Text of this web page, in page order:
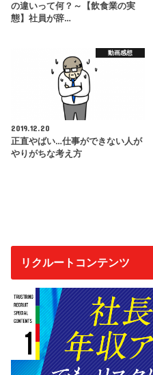
の違いって何？～【飲食業の実
態】社員が辞…
動画感想
2019.12.20
正直やばい…仕事ができない人が
やりがちな考え方
リクルートコンテンツ